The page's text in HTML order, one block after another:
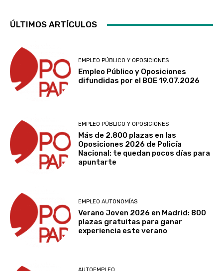
ÚLTIMOS ARTÍCULOS
EMPLEO PÚBLICO Y OPOSICIONES
Empleo Público y Oposiciones
difundidas por el BOE 19.07.2026
EMPLEO PÚBLICO Y OPOSICIONES
Más de 2.800 plazas en las
Oposiciones 2026 de Policía
Nacional: te quedan pocos días para
apuntarte
EMPLEO AUTONOMÍAS
Verano Joven 2026 en Madrid: 800
plazas gratuitas para ganar
experiencia este verano